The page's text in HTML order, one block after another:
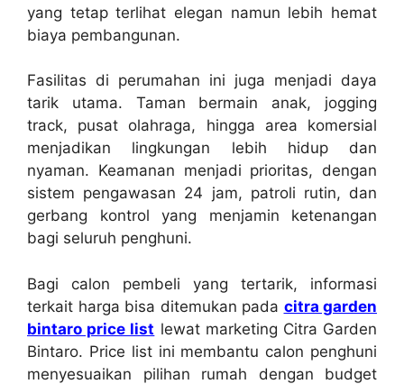
yang tetap terlihat elegan namun lebih hemat
biaya pembangunan.
Fasilitas di perumahan ini juga menjadi daya
tarik utama. Taman bermain anak, jogging
track, pusat olahraga, hingga area komersial
menjadikan lingkungan lebih hidup dan
nyaman. Keamanan menjadi prioritas, dengan
sistem pengawasan 24 jam, patroli rutin, dan
gerbang kontrol yang menjamin ketenangan
bagi seluruh penghuni.
Bagi calon pembeli yang tertarik, informasi
terkait harga bisa ditemukan pada citra garden
bintaro price list lewat marketing Citra Garden
Bintaro. Price list ini membantu calon penghuni
menyesuaikan pilihan rumah dengan budget